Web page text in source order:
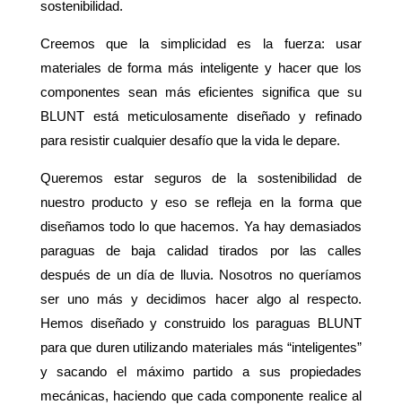
sostenibilidad.
Creemos que la simplicidad es la fuerza: usar
materiales de forma más inteligente y hacer que los
componentes sean más eficientes significa que su
BLUNT está meticulosamente diseñado y refinado
para resistir cualquier desafío que la vida le depare.
Queremos estar seguros de la sostenibilidad de
nuestro producto y eso se refleja en la forma que
diseñamos todo lo que hacemos. Ya hay demasiados
paraguas de baja calidad tirados por las calles
después de un día de lluvia. Nosotros no queríamos
ser uno más y decidimos hacer algo al respecto.
Hemos diseñado y construido los paraguas BLUNT
para que duren utilizando materiales más “inteligentes”
y sacando el máximo partido a sus propiedades
mecánicas, haciendo que cada componente realice al